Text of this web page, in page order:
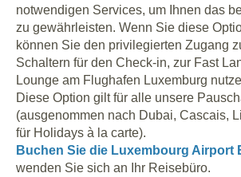
notwendigen Services, um Ihnen das
zu gewährleisten. Wenn Sie diese
können Sie den privilegierten Zugang
Schaltern für den Check-in, zur Fast
Lounge am Flughafen Luxemburg
Diese Option gilt für alle unsere
(ausgenommen nach Dubai, Cascais,
für Holidays à la carte).
Buchen Sie die Luxembourg Airport
wenden Sie sich an Ihr Reisebüro.